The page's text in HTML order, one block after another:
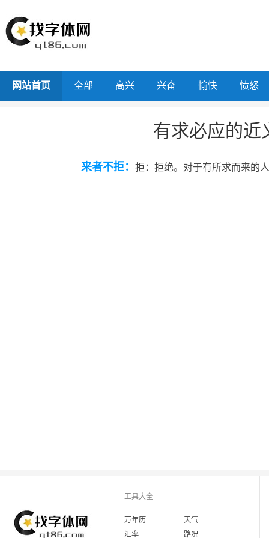
网站首页 全部 高兴 兴奋 愉快 愤怒
有求必应的近
来者不拒： 拒：拒绝。对于有所求而来的
工具大全
万年历
天气
汇率
路况